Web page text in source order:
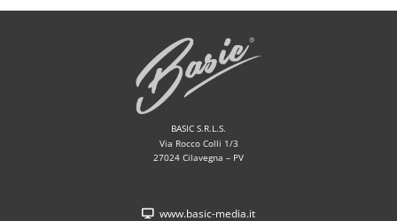
BASIC S.R.L.S.
Via Rocco Colli 1/3
27024 Cilavegna – PV
www.basic-media.it